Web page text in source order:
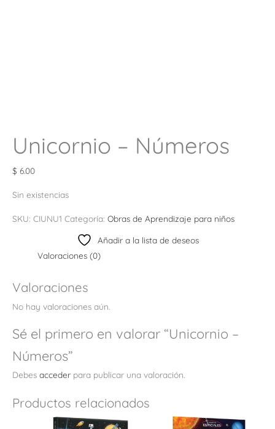
Unicornio – Números
$ 6.00
Sin existencias
SKU: CIUNU1 Categoría: Obras de Aprendizaje para niños
Añadir a la lista de deseos
Valoraciones (0)
Valoraciones
No hay valoraciones aún.
Sé el primero en valorar “Unicornio –
Números”
Debes acceder para publicar una valoración.
Productos relacionados